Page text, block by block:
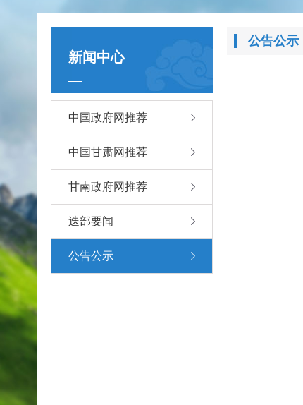
新闻中心
中国政府网推荐
中国甘肃网推荐
甘南政府网推荐
迭部要闻
公告公示
公告公示